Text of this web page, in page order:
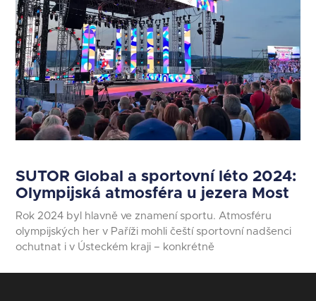
SUTOR Global a sportovní léto 2024:
Olympijská atmosféra u jezera Most
Rok 2024 byl hlavně ve znamení sportu. Atmosféru
olympijských her v Paříži mohli čeští sportovní nadšenci
ochutnat i v Ústeckém kraji – konkrétně